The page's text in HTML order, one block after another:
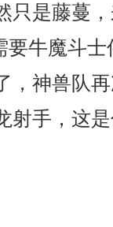
只是藤蔓
要牛魔斗
，神兽队
射手，这